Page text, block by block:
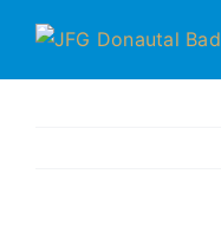
Inhalt
springen